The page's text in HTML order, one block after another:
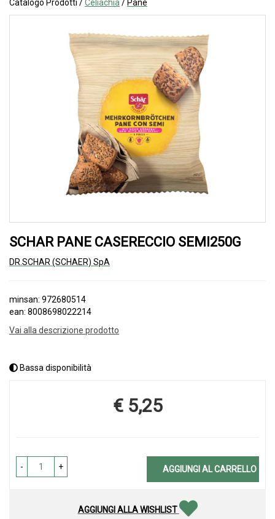
Catalogo Prodotti /Celiachia / Pane
SCHAR PANE CASERECCIO SEMI250G
DR.SCHAR (SCHAER) SpA
minsan: 972680514
ean: 8008698022214
Vai alla descrizione prodotto
Bassa disponibilità
Prezzo
€ 5,25
- + AGGIUNGI AL CARRELLO
AGGIUNGI ALLA WISHLIST